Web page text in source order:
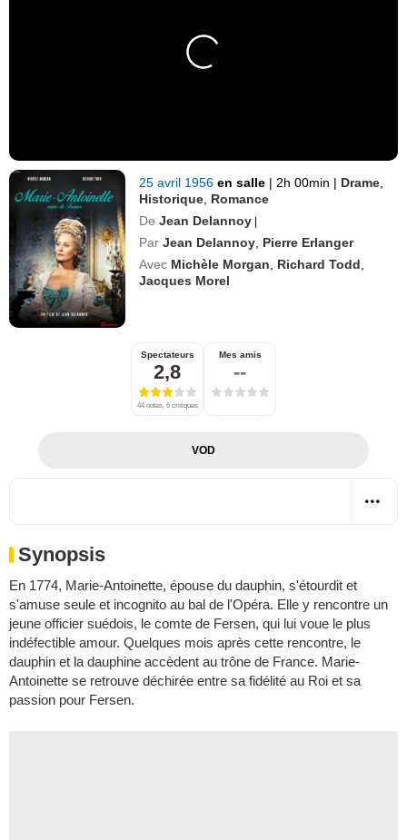
25 avril 1956en salle | 2h 00min | Drame
Historique Romance
De Jean Delannoy |
Par Jean Delannoy Pierre Erlanger
Avec Michèle Morgan Richard Todd
Jacques Morel
Spectateurs
2,8
44 notes, 6 critiques
Mes amis
--
VOD
Synopsis
En 1774, Marie-Antoinette, épouse du dauphin, s'étourdit et
s'amuse seule et incognito au bal de l'Opéra. Elle y rencontre un
jeune officier suédois, le comte de Fersen, qui lui voue le plus
indéfectible amour. Quelques mois après cette rencontre, le
dauphin et la dauphine accèdent au trône de France. Marie-
Antoinette se retrouve déchirée entre sa fidélité au Roi et sa
passion pour Fersen.